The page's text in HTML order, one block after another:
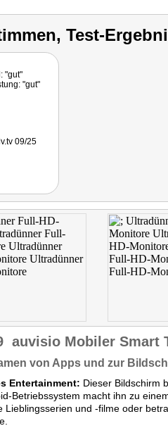
Test-
"gut"
"gut"
09/25
auvisio Mobiler Smart
von Apps und zur
Entertainment: Dieser Bildschirm
Betriebssystem macht ihn zu
Lieblingsserien und -filme oder